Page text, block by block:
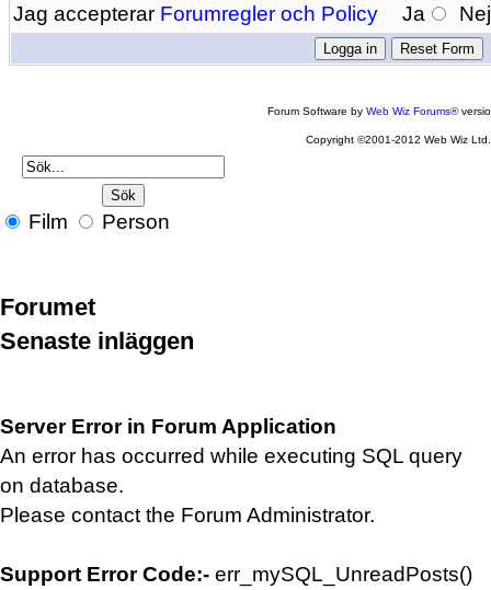
Jag accepterar Forumregler och Policy Ja Nej
Forum Software byWeb Wiz Forums®
Copyright ©2001-2012 Web Wiz Ltd.
Film Person
Forumet
Senaste inläggen
Server Error in Forum Application
An error has occurred while executing SQL query
on database.
Please contact the Forum Administrator.
Support Error Code:- err_mySQL_UnreadPosts()